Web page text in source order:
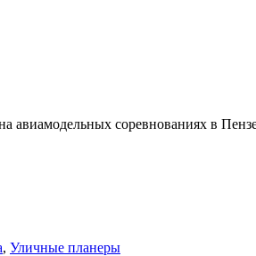
авиамодельных соревнованиях в
, Уличные планеры